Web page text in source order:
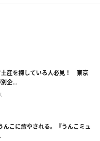
土産を探している人必見！ 東京
企...
んこに癒やされる。『うんこミュ